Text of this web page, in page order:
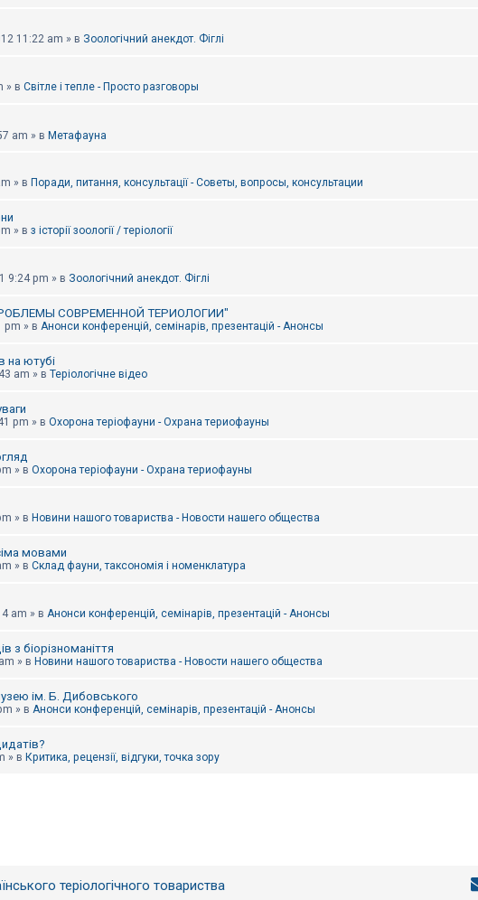
11:22 am » в Зоологічний анекдот. Фіглі
» в Світле і тепле - Просто разговоры
am » в Метафауна
» в Поради, питання, консультації - Советы, вопросы, консультации
» в з історії зоології / теріології
9:24 pm » в Зоологічний анекдот. Фіглі
СОВРЕМЕННОЙ ТЕРИОЛОГИИ"
pm » в Анонси конференцій, семінарів, презентацій - Анонсы
на ютубі
am » в Теріологічне відео
pm » в Охорона теріофауни - Охрана териофауны
» в Охорона теріофауни - Охрана териофауны
» в Новини нашого товариства - Новости нашего общества
мовами
» в Склад фауни, таксономія і номенклатура
am » в Анонси конференцій, семінарів, презентацій - Анонсы
з біорізноманіття
» в Новини нашого товариства - Новости нашего общества
ім. Б. Дибовського
» в Анонси конференцій, семінарів, презентацій - Анонсы
» в Критика, рецензії, відгуки, точка зору
теріологічного товариства